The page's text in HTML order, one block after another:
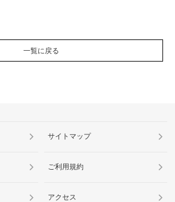
。
一覧に戻る
サイトマップ
ご利用規約
アクセス